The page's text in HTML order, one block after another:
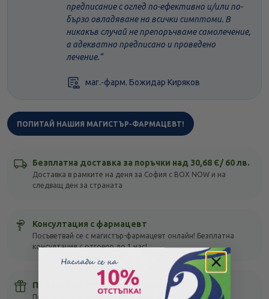
предписание с оглед по-ефективно и/или по-
бързо овладяване на всички симптоми. В
никакъв случай не препоръчваме самолечение,
а адекватно предписано и проведено
лечение.
маг.-фарм. Божидар Киряков
ПОПИТАЙ НАШИЯ МАГИСТЪР-ФАРМАЦЕВТ!
Безплатна доставка за поръчки над 30,68 Є/ 60 лв.
Доставка в рамките на деня за София с BOX NOW и на
следващ ден за страната
Консултация с фармацевт
Посъветвай се с магистър-фармацевт онлайн! Безплатна
консултация с отговор до 1 час!
Подарък мостра с всяка поръчка
Получи подарък с всяка своя покупка, без оглед на